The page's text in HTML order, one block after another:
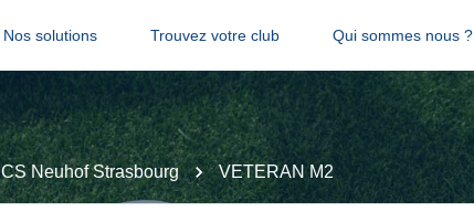
Nos solutions Trouvez votre club Qui sommes nous ?
CS Neuhof Strasbourg VETERAN M2